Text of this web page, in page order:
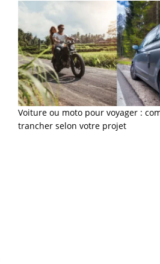
Voiture ou moto pour voyager :
trancher selon votre projet